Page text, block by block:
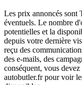
Les prix annoncés sont
éventuels. Le nombre
potentielles et la
depuis votre dernière
reçu des
des e-mails, des
conséquent, vous
autobutler.fr pour voir